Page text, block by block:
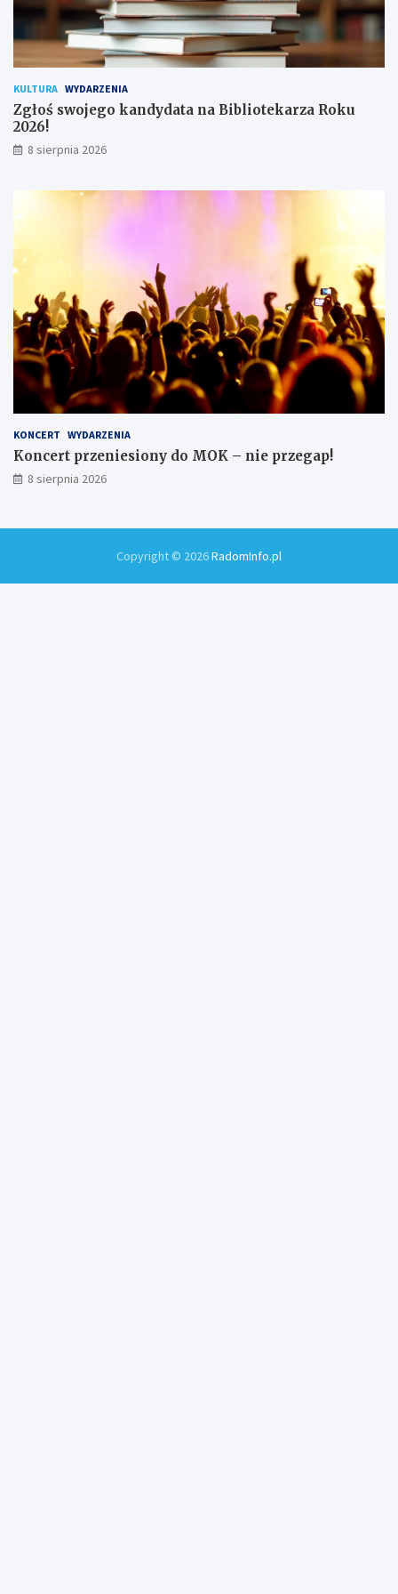
o
n
i
ó
w
KULTURA WYDARZENIA
Zgłoś swojego kandydata na Bibliotekarza Roku
2026!
8 sierpnia 2026
KONCERT WYDARZENIA
Koncert przeniesiony do MOK – nie przegap!
8 sierpnia 2026
Copyright © 2026RadomInfo.pl